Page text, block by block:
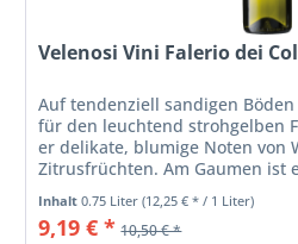
Velenosi Vini Falerio dei
Auf tendenziell sandigen
für den leuchtend strohgelben
er delikate, blumige Noten von
Zitrusfrüchten. Am Gaumen ist
frisch und ausgeglichen.
Inhalt0.75 Liter(12,25 € * / 1 Liter)
9,19 € * 10,50 € *